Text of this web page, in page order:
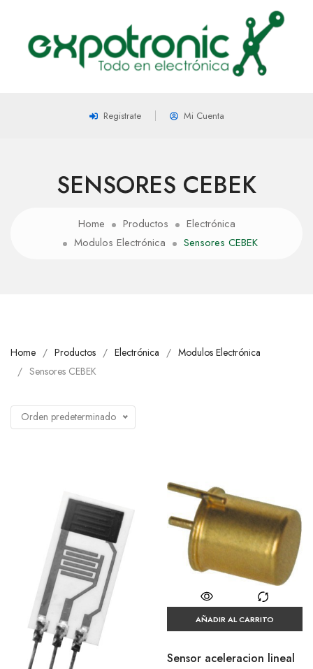
Registrate Mi Cuenta
SENSORES CEBEK
Home Productos
Electrónica
Modulos Electrónica
Sensores CEBEK
Home Productos Electrónica
Modulos Electrónica
Sensores CEBEK
Orden predeterminado
AÑADIR AL CARRITO
Sensor aceleracion lineal